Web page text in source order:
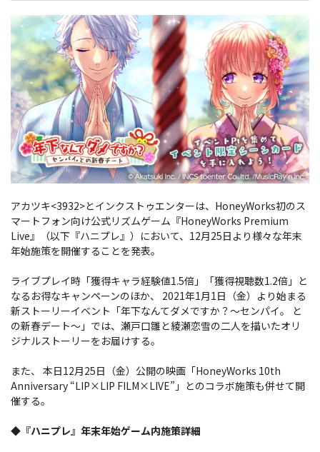
アカツキ<3932>とインクストゥエンターは、HoneyWorks初のス
マートフォン向け公式リズムゲーム『HoneyWorks Premium
Live』（以下『ハニプレ』）において、12月25日より様々な年末
年始施策を開催することを発表。
ライブプレイ時「獲得キャラ経験値1.5倍」「獲得視聴数1.2倍」と
なるお得なキャンペーンのほか、 2021年1月1日（金）より始まる
新ストーリーイベント「年下なんてダメですか？～センパイ。 と
の新春デート～」では、瀬戸口雛と綾瀬恋雪の二人を描いたオリ
ジナルストーリーをお届けする。
また、 本日12月25日（金）公開の映画「HoneyWorks 10th
Anniversary “LIP×LIP FILM×LIVE”」とのコラボ施策も併せて開
催する。
◆『ハニプレ』年末年始ゲーム内施策詳細